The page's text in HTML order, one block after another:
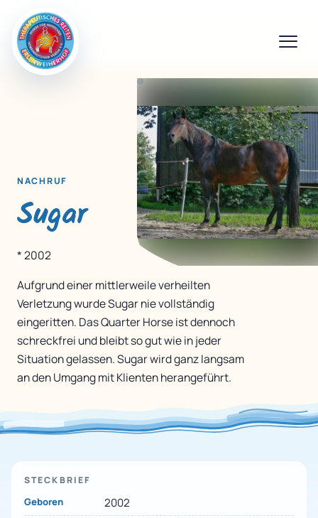
NACHRUF
Sugar
* 2002
Aufgrund einer mittlerweile verheilten
Verletzung wurde Sugar nie vollständig
eingeritten. Das Quarter Horse ist dennoch
schreckfrei und bleibt so gut wie in jeder
Situation gelassen. Sugar wird ganz langsam
an den Umgang mit Klienten herangeführt.
STECKBRIEF
Geboren 2002